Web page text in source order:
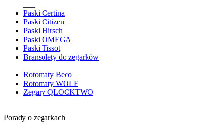
Paski Certina
Paski Citizen
Paski Hirsch
Paski OMEGA
Paski Tissot
Bransolety do zegarków
Rotomaty Beco
Rotomaty WOLF
Zegary QLOCKTWO
Porady o zegarkach